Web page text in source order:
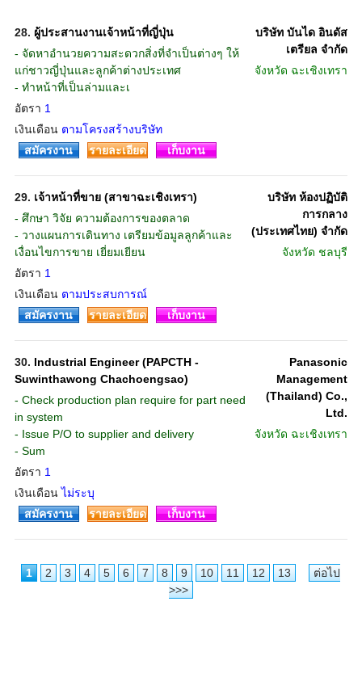
28. ผู้ประสานงานเจ้าหน้าที่ญี่ปุ่น
- จัดหาอำนวยความสะดวกสิ่งที่จำเป็นต่างๆ ให้
แก่ชาวญี่ปุ่นและลูกค้าต่างประเทศ
- ทำหน้าที่เป็นล่ามและเ
อัตรา 1
เงินเดือน ตามโครงสร้างบริษัท
บริษัท บันได อินดัส
เตรียล จำกัด
จังหวัด ฉะเชิงเทรา
สมัครงาน รายละเอียด เก็บงาน
29. เจ้าหน้าที่ขาย (สาขาฉะเชิงเทรา)
- ศึกษา วิจัย ความต้องการของตลาด
- วางแผนการเดินทาง เตรียมข้อมูลลูกค้าและ
เงื่อนไขการขาย เยี่ยมเยียน
อัตรา 1
เงินเดือน ตามประสบการณ์
บริษัท ห้องปฏิบัติ
การกลาง
(ประเทศไทย) จำกัด
จังหวัด ชลบุรี
สมัครงาน รายละเอียด เก็บงาน
30. Industrial Engineer (PAPCTH -
Suwinthawong Chachoengsao)
- Check production plan require for part need
in system
- Issue P/O to supplier and delivery
- Sum
อัตรา 1
เงินเดือนไม่ระบุ
Panasonic
Management
(Thailand) Co.,
Ltd.
จังหวัด ฉะเชิงเทรา
สมัครงาน รายละเอียด เก็บงาน
1 2 3 4 5 6 7 8 9 10 11 12 13
ต่อไป
>>>